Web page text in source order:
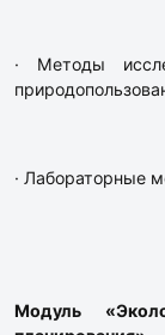
· Методы
· Лабораторные
Модуль